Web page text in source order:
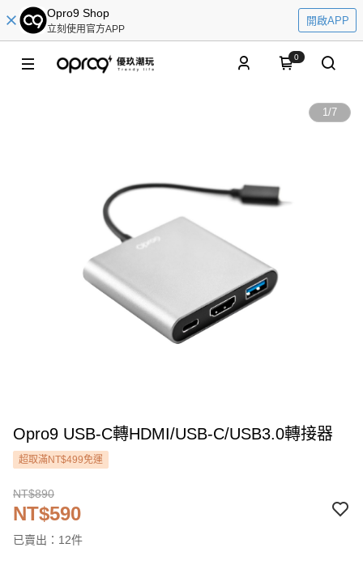
Opro9 Shop
立刻使用官方APP
開啟APP
0
1/7
Opro9 USB-C轉HDMI/USB-C/USB3.0轉接器
超取滿NT$499免運
NT$890
NT$590
已賣出：12件